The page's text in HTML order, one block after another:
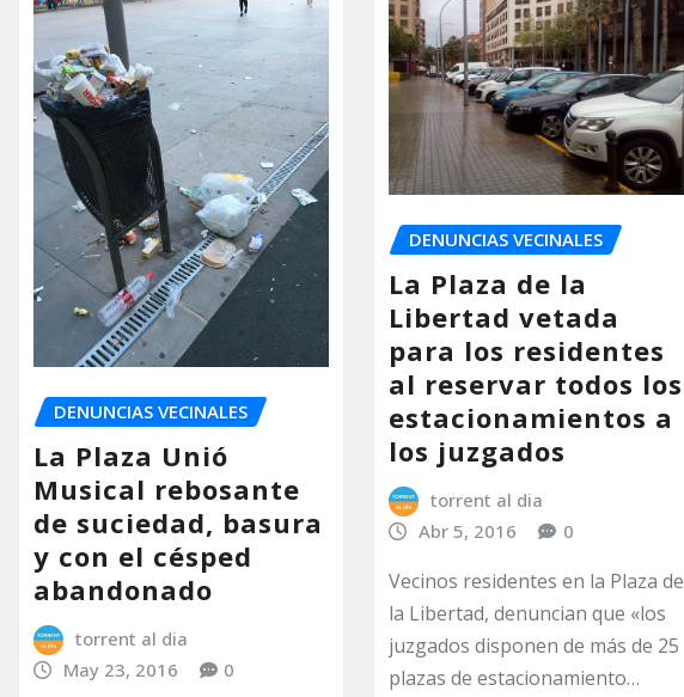
DENUNCIAS VECINALES
La Plaza Unió
Musical rebosante
de suciedad, basura
y con el césped
abandonado
torrent al dia
May 23, 2016
0
DENUNCIAS VECINALES
La Plaza de la
Libertad vetada
para los residentes
al reservar todos los
estacionamientos a
los juzgados
torrent al dia
Abr 5, 2016
0
Vecinos residentes en la Plaza de
la Libertad, denuncian que «los
juzgados disponen de más de 25
plazas de estacionamiento…